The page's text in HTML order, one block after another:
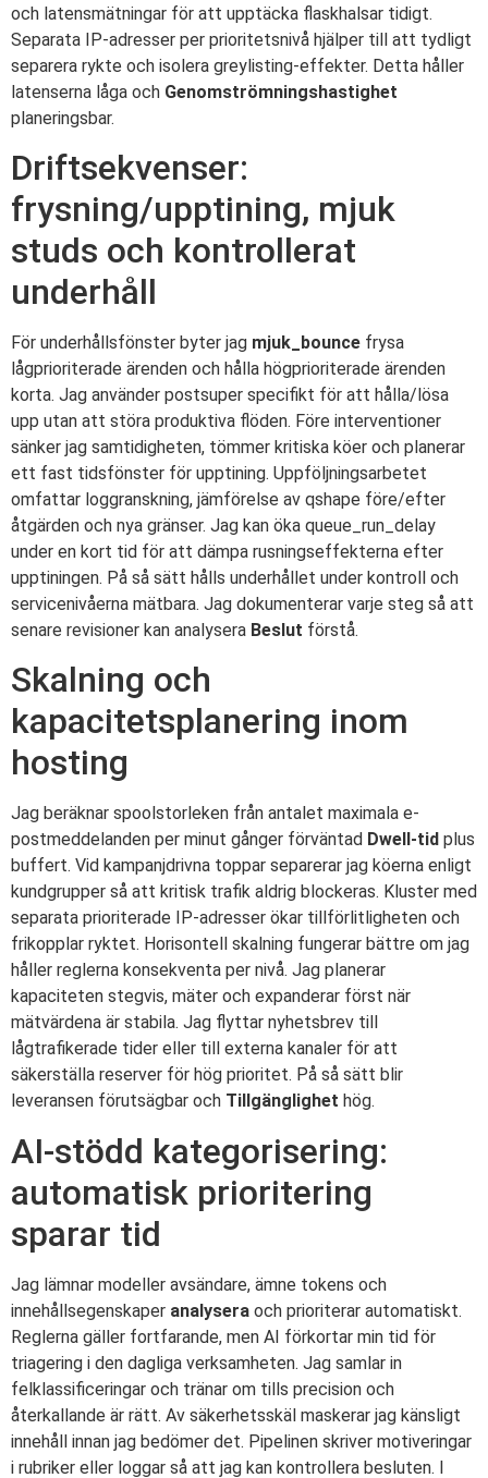
och latensmätningar för att upptäcka flaskhalsar tidigt.
Separata IP-adresser per prioritetsnivå hjälper till att tydligt
separera rykte och isolera greylisting-effekter. Detta håller
latenserna låga och Genomströmningshastighet
planeringsbar.
Driftsekvenser:
frysning/upptining, mjuk
studs och kontrollerat
underhåll
För underhållsfönster byter jag mjuk_bounce frysa
lågprioriterade ärenden och hålla högprioriterade ärenden
korta. Jag använder postsuper specifikt för att hålla/lösa
upp utan att störa produktiva flöden. Före interventioner
sänker jag samtidigheten, tömmer kritiska köer och planerar
ett fast tidsfönster för upptining. Uppföljningsarbetet
omfattar loggranskning, jämförelse av qshape före/efter
åtgärden och nya gränser. Jag kan öka queue_run_delay
under en kort tid för att dämpa rusningseffekterna efter
upptiningen. På så sätt hålls underhållet under kontroll och
servicenivåerna mätbara. Jag dokumenterar varje steg så att
senare revisioner kan analysera Beslut förstå.
Skalning och
kapacitetsplanering inom
hosting
Jag beräknar spoolstorleken från antalet maximala e-
postmeddelanden per minut gånger förväntad Dwell-tid plus
buffert. Vid kampanjdrivna toppar separerar jag köerna enligt
kundgrupper så att kritisk trafik aldrig blockeras. Kluster med
separata prioriterade IP-adresser ökar tillförlitligheten och
frikopplar ryktet. Horisontell skalning fungerar bättre om jag
håller reglerna konsekventa per nivå. Jag planerar
kapaciteten stegvis, mäter och expanderar först när
mätvärdena är stabila. Jag flyttar nyhetsbrev till
lågtrafikerade tider eller till externa kanaler för att
säkerställa reserver för hög prioritet. På så sätt blir
leveransen förutsägbar och Tillgänglighet hög.
AI-stödd kategorisering:
automatisk prioritering
sparar tid
Jag lämnar modeller avsändare, ämne tokens och
innehållsegenskaper analysera och prioriterar automatiskt.
Reglerna gäller fortfarande, men AI förkortar min tid för
triagering i den dagliga verksamheten. Jag samlar in
felklassificeringar och tränar om tills precision och
återkallande är rätt. Av säkerhetsskäl maskerar jag känsligt
innehåll innan jag bedömer det. Pipelinen skriver motiveringar
i rubriker eller loggar så att jag kan kontrollera besluten. I